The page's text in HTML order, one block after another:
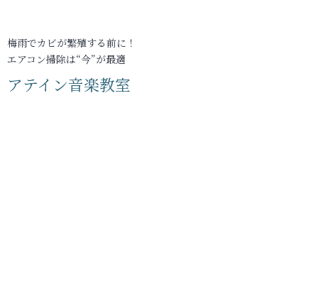
梅雨でカビが繁殖する前に！
エアコン掃除は“今”が最適
アテイン音楽教室